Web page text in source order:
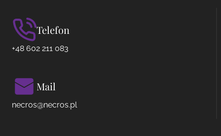
Telefon
+48 602 211 083
Mail
necros@necros.pl